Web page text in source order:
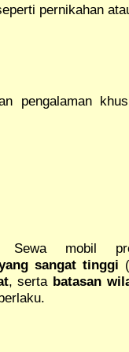
pernikahan
pengalaman
Sewa mobil
sangat tinggi
, serta batasan